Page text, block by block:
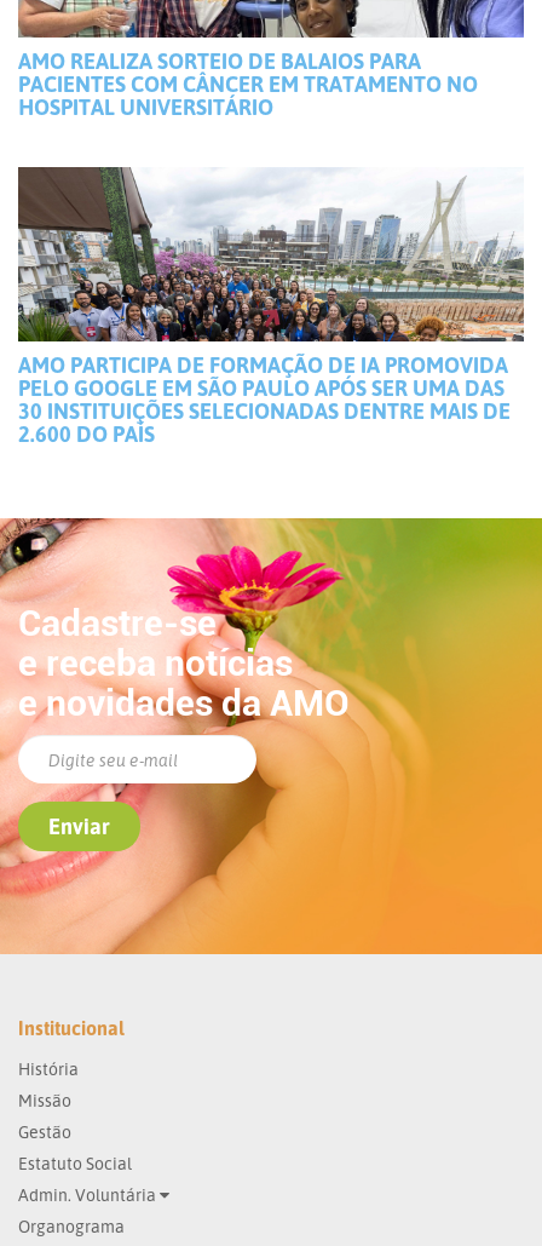
AMO REALIZA SORTEIO DE BALAIOS PARA
PACIENTES COM CÂNCER EM TRATAMENTO NO
HOSPITAL UNIVERSITÁRIO
AMO PARTICIPA DE FORMAÇÃO DE IA PROMOVIDA
PELO GOOGLE EM SÃO PAULO APÓS SER UMA DAS
30 INSTITUIÇÕES SELECIONADAS DENTRE MAIS DE
2.600 DO PAÍS
Cadastre-se
e receba notícias
e novidades da AMO
Institucional
História
Missão
Gestão
Estatuto Social
Admin. Voluntária
Organograma